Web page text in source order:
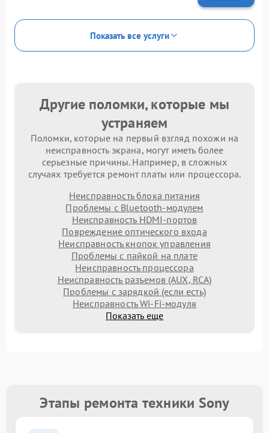
Показать все услуги
Другие поломки, которые мы
устраняем
Поломки, которые на первый взгляд похожи на
неисправность экрана, могут иметь более
серьезные причины. Например, в сложных
случаях требуется ремонт платы или процессора.
Неисправность блока питания
Проблемы с Bluetooth-модулем
Неисправность HDMI-портов
Повреждение оптического входа
Неисправность кнопок управления
Проблемы с пайкой на плате
Неисправность процессора
Неисправность разъемов (AUX, RCA)
Проблемы с зарядкой (если есть)
Неисправность Wi-Fi-модуля
Показать еще
Этапы ремонта техники Sony